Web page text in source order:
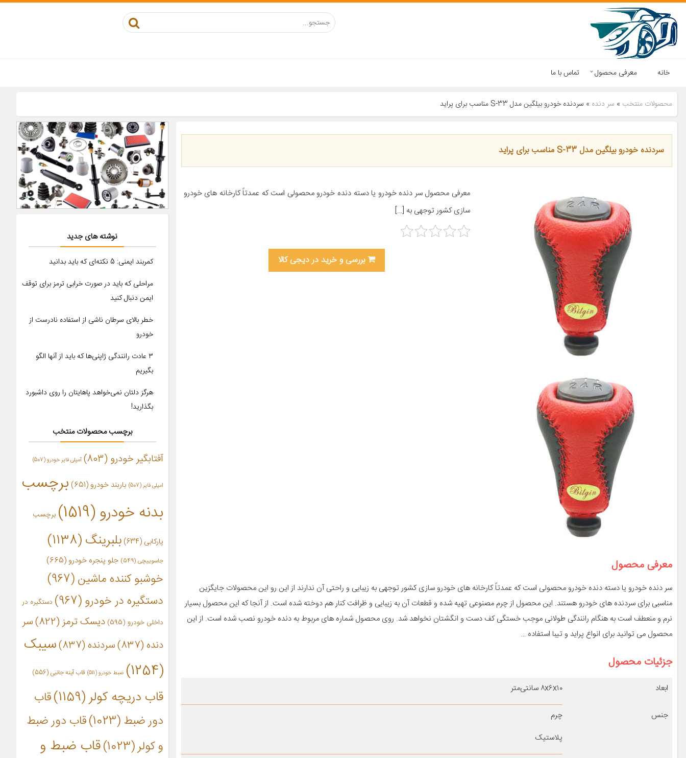
خانه معرفی محصول تماس با ما
محصولات منتخب » سر دنده » سردنده خودرو بیلگین مدل S-33 مناسب برای پراید
سردنده خودرو بیلگین مدل S-33 مناسب برای پراید
معرفی محصول سر دنده خودرو یا دسته دنده خودرو محصولی است که عمدتاً کارخانه های خودرو
سازی کشور توجهی به […]
بررسی و خرید در دیجی کالا
معرفی محصول
سر دنده خودرو یا دسته دنده خودرو محصولی است که عمدتاً کارخانه های خودرو سازی کشور توجهی به زیبایی و راحتی آن ندارند از این رو این محصولات جایگزین
مناسبی برای سردنده های خودرو هستند. این محصول از چرم مصنوعی تهیه شده و قطعات آن به زیبایی و ظرافت کنار هم دوخته شده است. از آنجا که این محصول بسیار
نرم و منعطف است به هنگام رانندگی طولانی موجب خستگی کف دست و انگشتان نخواهد شد. روی محصول شماره های مربوط به دنده خودرو نصب شده است. از این
محصول می توانید برای انواع پراید و تیبا استفاده …
جزئیات محصول
ابعاد ۸x۶x۱۰ سانتی‌متر
جنس
چرم
پلاستیک
نوشته های جدید
کمربند ایمنی: 5 نکته‌ای که باید بدانید
مراحلی که باید در صورت خرابی ترمز برای توقف
ایمن دنبال کنید
خطر بالای سرطان ناشی از استفاده نادرست از
خودرو
۳ عادت رانندگی ژاپنی‌ها که باید از آنها الگو
بگیریم
هرگز دلتان نمی‌خواهد پاهایتان را روی داشبورد
بگذارید!
برچسب محصولات منتخب
آفتابگیر خودرو (803) آمپلی فایر خودرو(507)
امپلی فایر (507) باربند خودرو(651)
برچسب
بدنه خودرو(1519) برچسب
پارکابی (634) بلبرینگ(1138)
جاسوییچی (549) جلو پنجره خودرو (665)
خوشبو کننده ماشین(967)
دستگیره در خودرو(967)
دستگیره در
داخلی خودرو (595) دیسک ترمز(822)
سر
دنده(837) سردنده(837)
سیبک
(1254)
ضبط خودرو(511) قاب آینه جانبی (556)
قاب دریچه کولر(1159)
قاب
دور ضبط(1023)
قاب دور ضبط
و کولر(1023)
قاب ضبط و